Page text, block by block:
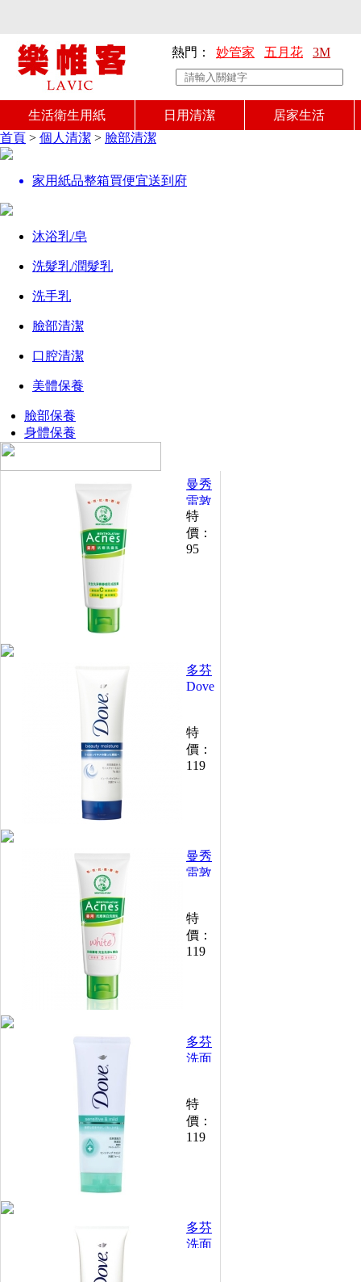
熱門： 妙管家 五月花 3M
生活衛生用紙 日用清潔
居家生活
首頁 > 個人清潔 > 臉部清潔
家用紙品整箱買便宜送到府
沐浴乳/皂
洗髮乳/潤髮乳
洗手乳
臉部清潔
口腔清潔
美體保養
臉部保養
身體保養
曼秀
雷敦
Acnes
藥用
抗痘
特
價：
95
多芬
Dove
澤柔
嫩配
方
特
價：
119
曼秀
雷敦
抗痘
美白
洗面
特
價：
119
多芬
洗面
敏感
配方
108g
特
價：
119
多芬
洗面